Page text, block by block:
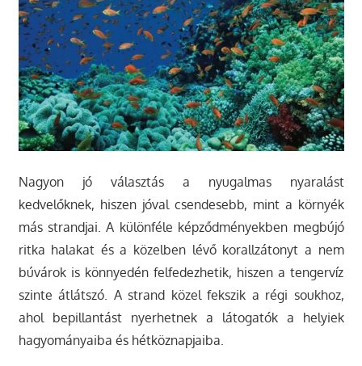
Nagyon jó választás a nyugalmas nyaralást
kedvelőknek, hiszen jóval csendesebb, mint a környék
más strandjai. A különféle képződményekben megbújó
ritka halakat és a közelben lévő korallzátonyt a nem
búvárok is könnyedén felfedezhetik, hiszen a tengervíz
szinte átlátszó. A strand közel fekszik a régi soukhoz,
ahol bepillantást nyerhetnek a látogatók a helyiek
hagyományaiba és hétköznapjaiba.